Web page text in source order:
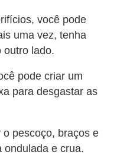
você pode
uma vez, tenha
outro lado.
pode criar um
para desgastar as
pescoço, braços e
ondulada e crua.